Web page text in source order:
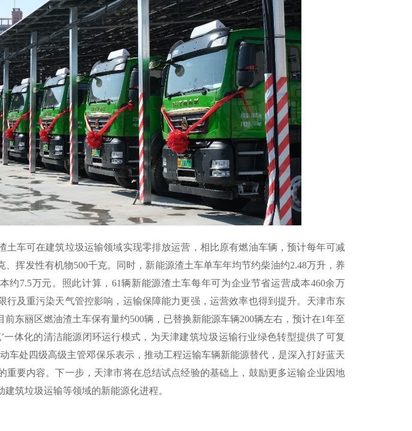
土车可在建筑垃圾运输领域实现零排放运营，相比原有燃油车辆，预计每年可减
、挥发性有机物500千克。同时，新能源渣土车单车年均节约柴油约2.48万升，养
约7.5万元。照此计算，61辆新能源渣土车每年可为企业节省运营成本460余万
行及重污染天气管控影响，运输保障能力更强，运营效率也得到提升。天津市东
东丽区燃油渣土车保有量约500辆，已替换新能源车辆200辆左右，预计在1年至
一体化的清洁能源闭环运行模式，为天津建筑垃圾运输行业绿色转型提供了可复
车处四级高级主管邓保乐表示，推动工程运输车辆新能源替代，是深入打好蓝天
重要内容。下一步，天津市将在总结试点经验的基础上，鼓励更多运输企业因地
筑垃圾运输等领域的新能源化进程。